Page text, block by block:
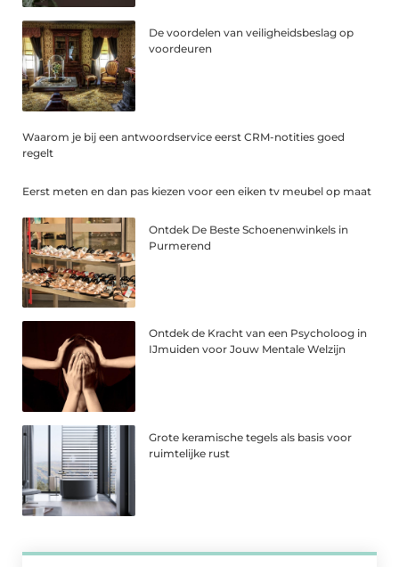
De voordelen van veiligheidsbeslag op
voordeuren
Waarom je bij een antwoordservice eerst CRM-notities goed
regelt
Eerst meten en dan pas kiezen voor een eiken tv meubel op maat
Ontdek De Beste Schoenenwinkels in
Purmerend
Ontdek de Kracht van een Psycholoog in
IJmuiden voor Jouw Mentale Welzijn
Grote keramische tegels als basis voor
ruimtelijke rust